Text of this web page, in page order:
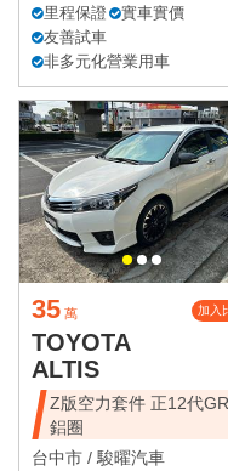
里程保證
實車實價
友善試車
非多元化營業用車
35 萬 加入
TOYOTA
ALTIS
Z版空力套件 正12代GR
鋁圈
台中市 /駿曜汽車